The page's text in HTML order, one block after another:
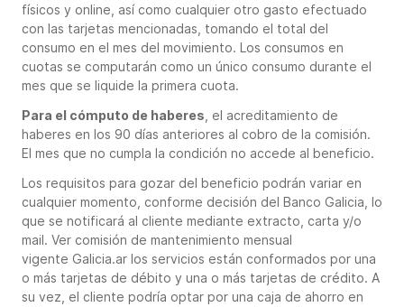
físicos y online, así como cualquier otro gasto efectuado
con las tarjetas mencionadas, tomando el total del
consumo en el mes del movimiento. Los consumos en
cuotas se computarán como un único consumo durante el
mes que se liquide la primera cuota.
Para el cómputo de haberes , el acreditamiento de
haberes en los 90 días anteriores al cobro de la comisión.
El mes que no cumpla la condición no accede al beneficio.
Los requisitos para gozar del beneficio podrán variar en
cualquier momento, conforme decisión del Banco Galicia, lo
que se notificará al cliente mediante extracto, carta y/o
mail. Ver comisión de mantenimiento mensual
vigente Galicia.ar los servicios están conformados por una
o más tarjetas de débito y una o más tarjetas de crédito. A
su vez, el cliente podría optar por una caja de ahorro en